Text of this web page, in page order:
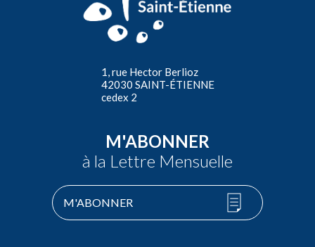
1, rue Hector Berlioz
42030 SAINT-ÉTIENNE
cedex 2
M'ABONNER
à la Lettre Mensuelle
M'ABONNER